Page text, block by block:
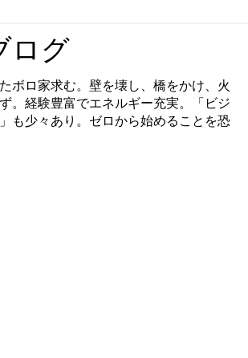
ログ
ボロ家求む。壁を壊し、橋をかけ、火
。経験豊富でエネルギー充実。「ビジ
も少々あり。ゼロから始めることを恐